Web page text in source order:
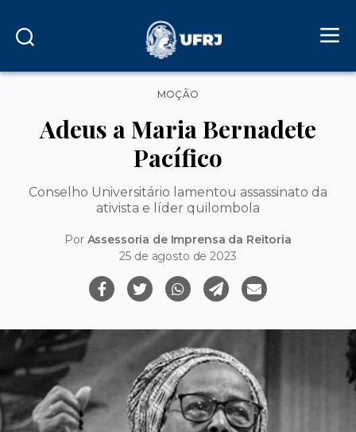
Categorias
MOÇÃO
Adeus a Maria Bernadete
Pacífico
Conselho Universitário lamentou assassinato da
ativista e líder quilombola
Por Assessoria de Imprensa da Reitoria
25 de agosto de 2023